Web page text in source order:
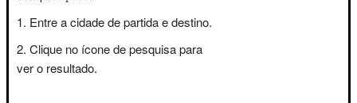
Entre a cidade de partida e destino.
Clique no ícone de pesquisa para
ver o resultado.